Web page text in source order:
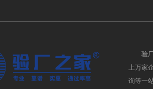
验
上万家
询等一